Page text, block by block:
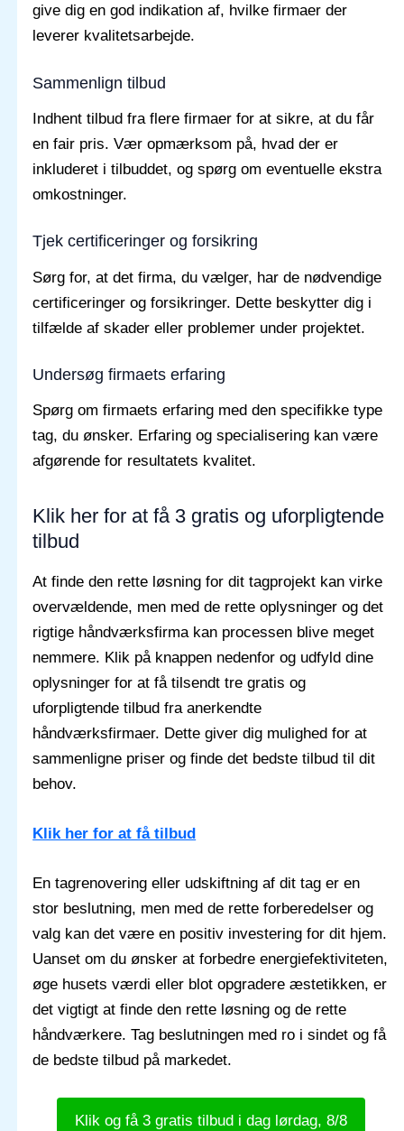
give dig en god indikation af, hvilke firmaer der
leverer kvalitetsarbejde.
Sammenlign tilbud
Indhent tilbud fra flere firmaer for at sikre, at du får
en fair pris. Vær opmærksom på, hvad der er
inkluderet i tilbuddet, og spørg om eventuelle ekstra
omkostninger.
Tjek certificeringer og forsikring
Sørg for, at det firma, du vælger, har de nødvendige
certificeringer og forsikringer. Dette beskytter dig i
tilfælde af skader eller problemer under projektet.
Undersøg firmaets erfaring
Spørg om firmaets erfaring med den specifikke type
tag, du ønsker. Erfaring og specialisering kan være
afgørende for resultatets kvalitet.
Klik her for at få 3 gratis og uforpligtende
tilbud
At finde den rette løsning for dit tagprojekt kan virke
overvældende, men med de rette oplysninger og det
rigtige håndværksfirma kan processen blive meget
nemmere. Klik på knappen nedenfor og udfyld dine
oplysninger for at få tilsendt tre gratis og
uforpligtende tilbud fra anerkendte
håndværksfirmaer. Dette giver dig mulighed for at
sammenligne priser og finde det bedste tilbud til dit
behov.
Klik her for at få tilbud
En tagrenovering eller udskiftning af dit tag er en
stor beslutning, men med de rette forberedelser og
valg kan det være en positiv investering for dit hjem.
Uanset om du ønsker at forbedre energiefektiviteten,
øge husets værdi eller blot opgradere æstetikken, er
det vigtigt at finde den rette løsning og de rette
håndværkere. Tag beslutningen med ro i sindet og få
de bedste tilbud på markedet.
Klik og få 3 gratis tilbud i dag lørdag, 8/8